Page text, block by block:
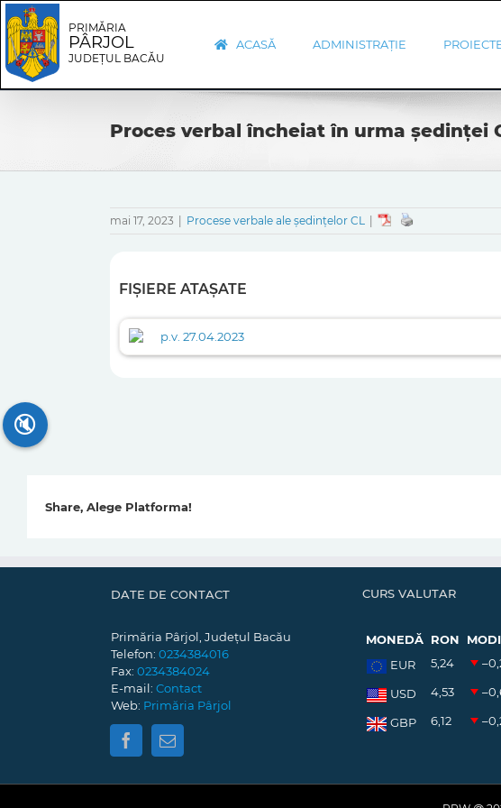
Skip
to
content
Skip
Navigation
PRIMĂRIA
PÂRJOL
JUDEȚUL BACĂU
ACASĂ ADMINISTRAȚIE
Proces verbal încheiat în urma ședinței
mai 17, 2023 Procese verbale ale ședințelor CL
FIȘIERE ATAȘATE
p.v. 27.04.2023
Share, Alege Platforma!
DATE DE CONTACT
Primăria Pârjol, Județul Bacău
Telefon: 0234384016
Fax: 0234384024
E-mail: Contact
Web: Primăria Pârjol
CURS VALUTAR
MONEDĂ RON
EUR
5,24
USD 4,53
GBP 6,12
🔇